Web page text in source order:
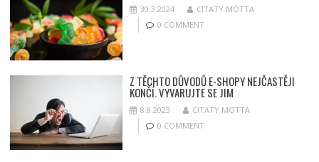
30.3.2024
CITATY MOTTA
0 COMMENT
Z TĚCHTO DŮVODŮ E-SHOPY NEJČASTĚJI
KONČÍ. VYVARUJTE SE JIM
8.8.2023
CITATY MOTTA
0 COMMENT